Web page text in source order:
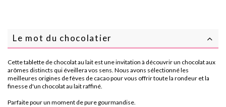
Le mot du chocolatier
Cette tablette de chocolat au lait est une invitation à découvrir un chocolat aux
arômes distincts qui éveillera vos sens. Nous avons sélectionné les
meilleures origines de fèves de cacao pour vous offrir toute la rondeur et la
finesse d'un chocolat au lait raffiné.
Parfaite pour un moment de pure gourmandise.